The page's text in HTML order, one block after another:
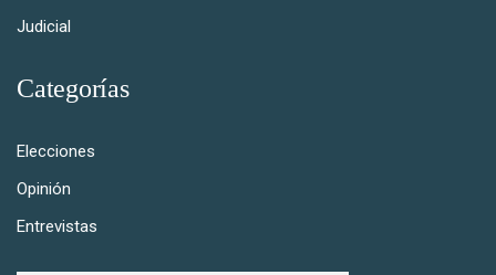
Judicial
Categorías
Elecciones
Opinión
Entrevistas